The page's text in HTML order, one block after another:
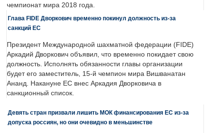
чемпионат мира 2018 года.
Глава FIDE Дворкович временно покинул должность из-за
санкций ЕС
Президент Международной шахматной федерации (FIDE)
Аркадий Дворкович объявил, что временно покидает свою
должность. Исполнять обязанности главы организации
будет его заместитель, 15-й чемпион мира Вишванатан
Ананд. Накануне ЕС внес Аркадия Дворковича в
санкционный список.
Девять стран призвали лишить МОК финансирования ЕС из-за
допуска россиян, но они очевидно в меньшинстве